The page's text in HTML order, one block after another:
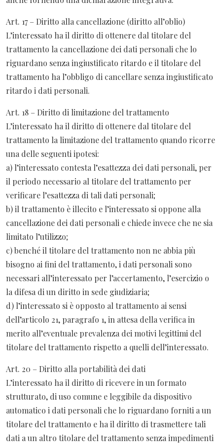
Art. 17 – Diritto alla cancellazione (diritto all’oblio)
L’interessato ha il diritto di ottenere dal titolare del
trattamento la cancellazione dei dati personali che lo
riguardano senza ingiustificato ritardo e il titolare del
trattamento ha l’obbligo di cancellare senza ingiustificato
ritardo i dati personali.
Art. 18 – Diritto di limitazione del trattamento
L’interessato ha il diritto di ottenere dal titolare del
trattamento la limitazione del trattamento quando ricorre
una delle seguenti ipotesi:
a) l’interessato contesta l’esattezza dei dati personali, per
il periodo necessario al titolare del trattamento per
verificare l’esattezza di tali dati personali;
b) il trattamento è illecito e l’interessato si oppone alla
cancellazione dei dati personali e chiede invece che ne sia
limitato l’utilizzo;
c) benché il titolare del trattamento non ne abbia più
bisogno ai fini del trattamento, i dati personali sono
necessari all’interessato per l’accertamento, l’esercizio o
la difesa di un diritto in sede giudiziaria;
d) l’interessato si è opposto al trattamento ai sensi
dell’articolo 21, paragrafo 1, in attesa della verifica in
merito all’eventuale prevalenza dei motivi legittimi del
titolare del trattamento rispetto a quelli dell’interessato.
Art. 20 – Diritto alla portabilità dei dati
L’interessato ha il diritto di ricevere in un formato
strutturato, di uso comune e leggibile da dispositivo
automatico i dati personali che lo riguardano forniti a un
titolare del trattamento e ha il diritto di trasmettere tali
dati a un altro titolare del trattamento senza impedimenti